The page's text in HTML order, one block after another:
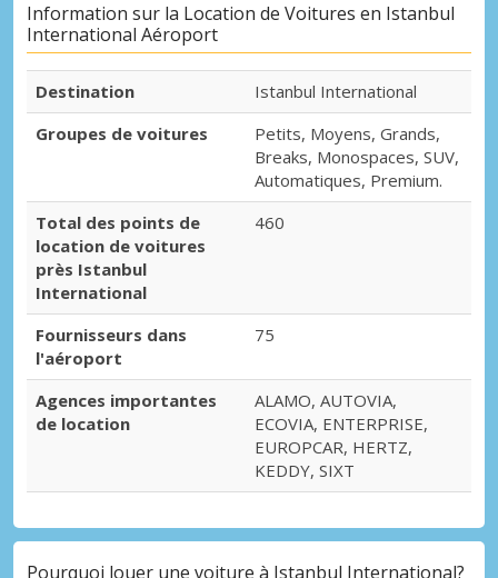
Information sur la Location de Voitures en Istanbul
International Aéroport
Destination
Istanbul International
Groupes de voitures
Petits, Moyens, Grands,
Breaks, Monospaces, SUV,
Automatiques, Premium.
Total des points de
location de voitures
près Istanbul
International
460
Fournisseurs dans
l'aéroport
75
Agences importantes
de location
ALAMO, AUTOVIA,
ECOVIA, ENTERPRISE,
EUROPCAR, HERTZ,
KEDDY, SIXT
Pourquoi louer une voiture à Istanbul International?